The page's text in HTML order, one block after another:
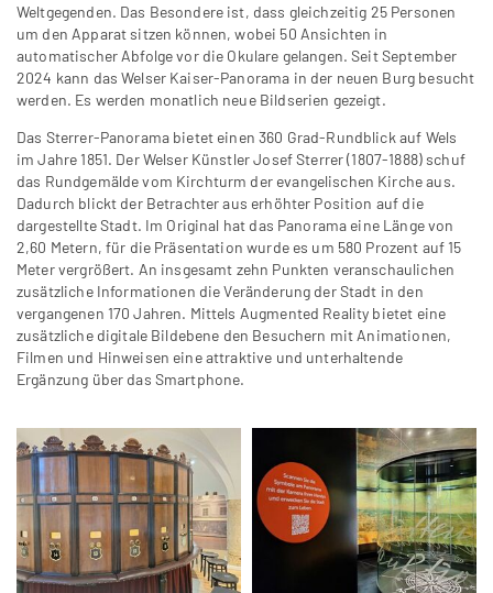
Weltgegenden. Das Besondere ist, dass gleichzeitig 25 Personen
um den Apparat sitzen können, wobei 50 Ansichten in
automatischer Abfolge vor die Okulare gelangen. Seit September
2024 kann das Welser Kaiser-Panorama in der neuen Burg besucht
werden. Es werden monatlich neue Bildserien gezeigt.
Das Sterrer-Panorama bietet einen 360 Grad-Rundblick auf Wels
im Jahre 1851. Der Welser Künstler Josef Sterrer (1807-1888) schuf
das Rundgemälde vom Kirchturm der evangelischen Kirche aus.
Dadurch blickt der Betrachter aus erhöhter Position auf die
dargestellte Stadt. Im Original hat das Panorama eine Länge von
2,60 Metern, für die Präsentation wurde es um 580 Prozent auf 15
Meter vergrößert. An insgesamt zehn Punkten veranschaulichen
zusätzliche Informationen die Veränderung der Stadt in den
vergangenen 170 Jahren. Mittels Augmented Reality bietet eine
zusätzliche digitale Bildebene den Besuchern mit Animationen,
Filmen und Hinweisen eine attraktive und unterhaltende
Ergänzung über das Smartphone.